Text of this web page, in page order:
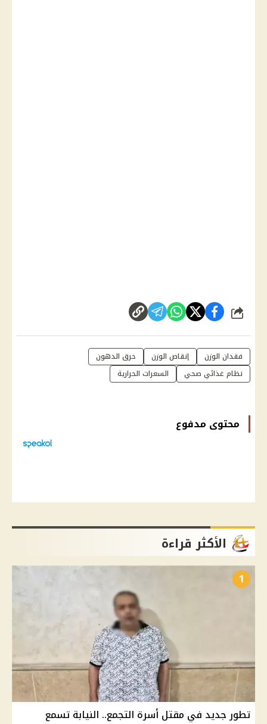
شارك
فقدان الوزن إنقاص الوزن
حرق الدهون
نظام غذائي صحي
السعرات الحرارية
محتوى مدفوع
الأكثر قراءة
1
تطور جديد في مقتل أسرة التجمع.. النيابة تسمع